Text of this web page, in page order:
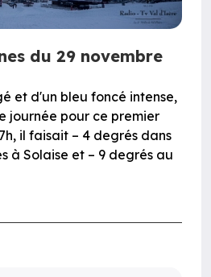
du 29 novembre
et d'un bleu foncé intense,
journée pour ce premier
il faisait – 4 degrés dans
à Solaise et – 9 degrés au